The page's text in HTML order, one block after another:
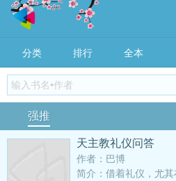
分类 排行 全本
强推
天主教礼仪问答
作者：巴博
简介：借着礼仪，尤